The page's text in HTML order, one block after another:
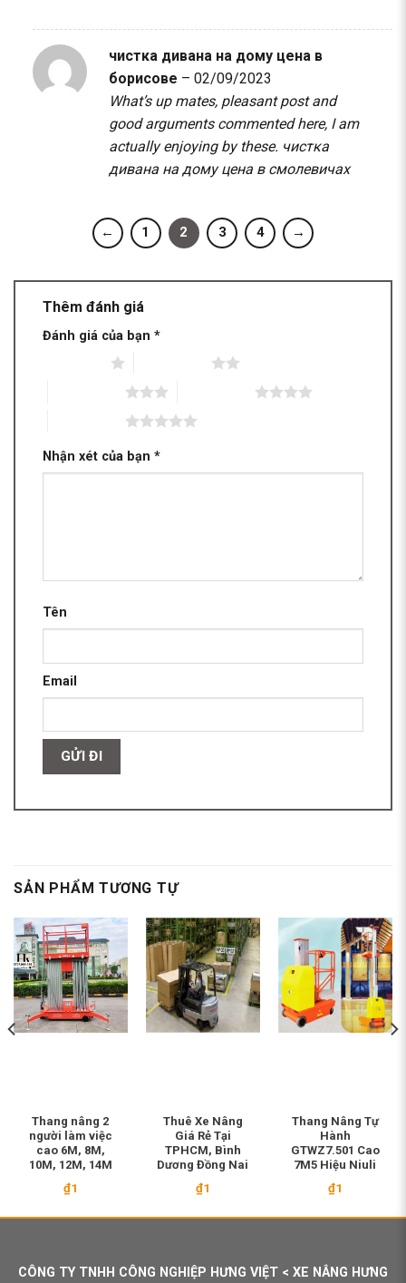
чистка дивана на дому цена в
борисове – 02/09/2023
What’s up mates, pleasant post and
good arguments commented here, I am
actually enjoying by these. чистка
дивана на дому цена в смолевичах
← 1 2 3 4 →
Thêm đánh giá
Đánh giá của bạn *
Nhận xét của bạn *
Tên
Email
SẢN PHẨM TƯƠNG TỰ
Thang nâng 2
người làm việc
cao 6M, 8M,
10M, 12M, 14M
₫1
Thuê Xe Nâng
Giá Rẻ Tại
TPHCM, Bình
Dương Đồng Nai
₫1
Thang Nâng Tự
Hành
GTWZ7.501 Cao
7M5 Hiệu Niuli
₫1
CÔNG TY TNHH CÔNG NGHIỆP HƯNG VIỆT < XE NÂNG HƯNG